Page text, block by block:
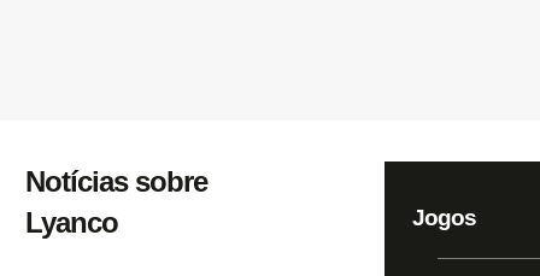
Notícias sobre
Lyanco
Jogos